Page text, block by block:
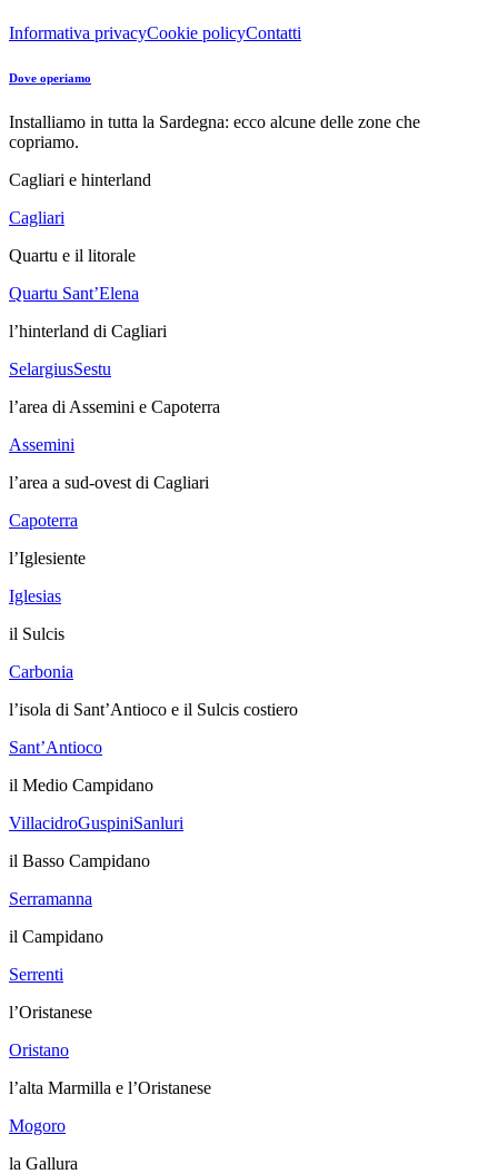
Informativa privacyCookie policyContatti
Dove operiamo
Installiamo in tutta la Sardegna: ecco alcune delle zone che
copriamo.
Cagliari e hinterland
Cagliari
Quartu e il litorale
Quartu Sant’Elena
l’hinterland di Cagliari
SelargiusSestu
l’area di Assemini e Capoterra
Assemini
l’area a sud-ovest di Cagliari
Capoterra
l’Iglesiente
Iglesias
il Sulcis
Carbonia
l’isola di Sant’Antioco e il Sulcis costiero
Sant’Antioco
il Medio Campidano
VillacidroGuspiniSanluri
il Basso Campidano
Serramanna
il Campidano
Serrenti
l’Oristanese
Oristano
l’alta Marmilla e l’Oristanese
Mogoro
la Gallura